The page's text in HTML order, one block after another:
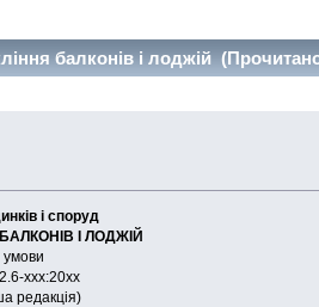
балконів і лоджій
і споруд
І ЛОДЖІЙ
умови
ххх:20хх
редакція)